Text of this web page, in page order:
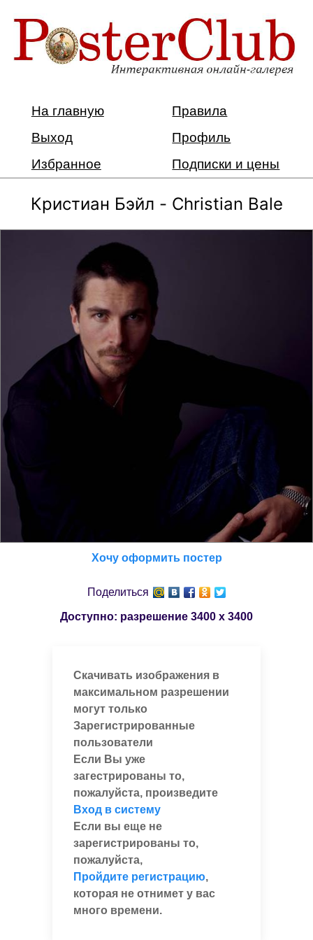
На главную
Правила
Выход
Профиль
Избранное
Подписки и цены
Кристиан Бэйл - Christian Bale
Хочу оформить постер
Поделиться
Доступно: разрешение 3400 x 3400
Скачивать изображения в
максимальном разрешении
могут только
Зарегистрированные
пользователи
Если Вы уже
загестрированы то,
пожалуйста, произведите
Вход в систему
Если вы еще не
зарегистрированы то,
пожалуйста,
Пройдите регистрацию,
которая не отнимет у вас
много времени.